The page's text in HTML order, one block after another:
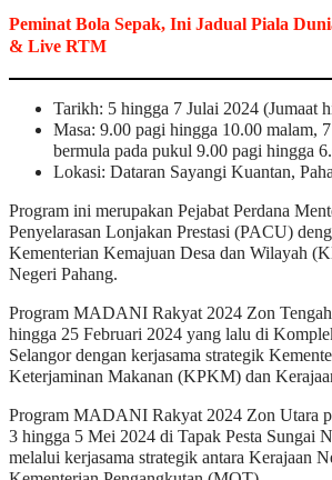
Peminat Bola Sepak, Ini Jadual Piala
& Live RTM
Tarikh: 5 hingga 7 Julai 2024 (Jumaat
Masa: 9.00 pagi hingga 10.00 malam,
bermula pada pukul 9.00 pagi hingga
Lokasi: Dataran Sayangi Kuantan,
Program ini merupakan Pejabat Perdana
Penyelarasan Lonjakan Prestasi (PACU)
Kementerian Kemajuan Desa dan Wilayah
Negeri Pahang.
Program MADANI Rakyat 2024 Zon
hingga 25 Februari 2024 yang lalu di
Selangor dengan kerjasama strategik
Keterjaminan Makanan (KPKM) dan
Program MADANI Rakyat 2024 Zon Utara
3 hingga 5 Mei 2024 di Tapak Pesta Sungai
melalui kerjasama strategik antara Kerajaan